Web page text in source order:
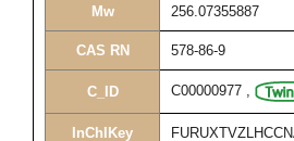
Mw 256.07355887
CAS RN 578-86-9
C_ID C00000977 ,
InChIKey